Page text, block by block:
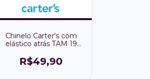
Chinelo Carter's com
elástico atrás TAM 19
R$49,90